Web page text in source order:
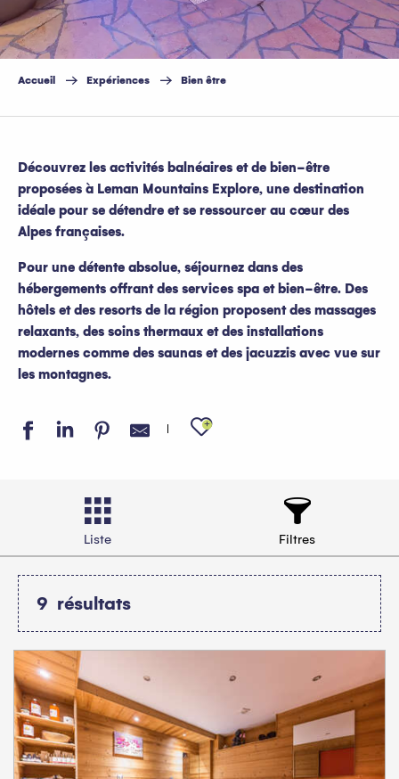
Accueil Expériences Bien être
Découvrez les activités balnéaires et de bien-être
proposées à Leman Mountains Explore, une destination
idéale pour se détendre et se ressourcer au cœur des
Alpes françaises.
Pour une détente absolue, séjournez dans des
hébergements offrant des services spa et bien-être. Des
hôtels et des resorts de la région proposent des massages
relaxants, des soins thermaux et des installations
modernes comme des saunas et des jacuzzis avec vue sur
les montagnes.
Ajouter aux
Liste Filtres
9 résultats